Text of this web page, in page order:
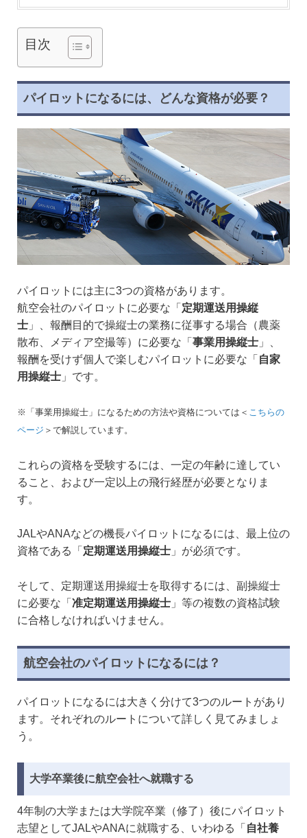
目次
パイロットになるには、どんな資格が必要？
パイロットには主に3つの資格があります。
航空会社のパイロットに必要な「 定期運送用操縦
士 」、報酬目的で操縦士の業務に従事する場合（農薬
散布、メディア空撮等）に必要な「 事業用操縦士 」、
報酬を受けず個人で楽しむパイロットに必要な「 自家
用操縦士 」です。
※「事業用操縦士」になるための方法や資格については＜ こちらの
ページ ＞で解説しています。
これらの資格を受験するには、一定の年齢に達してい
ること、および一定以上の飛行経歴が必要となりま
す。
JALやANAなどの機長パイロットになるには、最上位の
資格である「 定期運送用操縦士 」が必須です。
そして、定期運送用操縦士を取得するには、副操縦士
に必要な「 准定期運送用操縦士 」等の複数の資格試験
に合格しなければいけません。
航空会社のパイロットになるには？
パイロットになるには大きく分けて3つのルートがあり
ます。それぞれのルートについて詳しく見てみましょ
う。
大学卒業後に航空会社へ就職する
4年制の大学または大学院卒業（修了）後にパイロット
志望としてJALやANAに就職する、いわゆる「 自社養